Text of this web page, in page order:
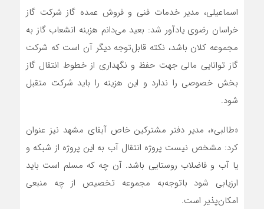
اسماعیلی، مدیر خدمات فنی و فروش عمده گاز شرکت گاز
خراسان رضوی یادآور شد: بعید می‌دانم هزینه انشعاب گاز به
مجموعه کلان باشد، نکته قابل‌توجه دیگر آن است که شرکت
گاز توانایی مالی جهت حفظ و نگهداری از خطوط انتقال گاز
بخش خصوصی را ندارد و این هزینه را باید شرکت متقبل
شود.
«طالبی»، مدیر دفتر مشترکین خاص آبفای مشهد نیز عنوان
کرد: مشخص نیست پروژه انتقال آب به این پروژه از شبکه و
یا آب و فاضلاب روستایی باشد. آن چه که مسلم است باید
ارزیابی شود باتوجه‌به مجموعه تخصیص از چه منبعی
امکان‌پذیر است.